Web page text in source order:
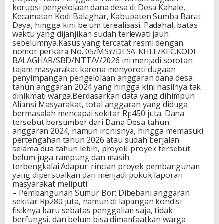
korupsi pengelolaan dana desa di Desa Kahale,
Kecamatan Kodi Balaghar, Kabupaten Sumba Barat
Daya, hingga kini belum terealisasi. Padahal, batas
waktu yang dijanjikan sudah terlewati jauh
sebelumnya.Kasus yang tercatat resmi dengan
nomor perkara No. 05/MSY/DESA-KHLE/KEC.KODI
BALAGHAR/SBD/NTT/V/2026 ini menjadi sorotan
tajam masyarakat karena menyoroti dugaan
penyimpangan pengelolaan anggaran dana desa
tahun anggaran 2024 yang hingga kini hasilnya tak
dinikmati warga.Berdasarkan data yang dihimpun
Aliansi Masyarakat, total anggaran yang diduga
bermasalah mencapai sekitar Rp450 juta. Dana
tersebut bersumber dari Dana Desa tahun
anggaran 2024, namun ironisnya, hingga memasuki
pertengahan tahun 2026 atau sudah berjalan
selama dua tahun lebih, proyek-proyek tersebut
belum juga rampung dan masih
terbengkalai.Adapun rincian proyek pembangunan
yang dipersoalkan dan menjadi pokok laporan
masyarakat meliputi:
– Pembangunan Sumur Bor: Dibebani anggaran
sekitar Rp280 juta, namun di lapangan kondisi
fisiknya baru sebatas penggalian saja, tidak
berfungsi, dan belum bisa dimanfaatkan warga